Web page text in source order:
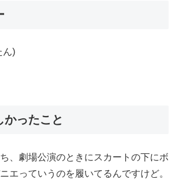
ん)
かったこと
、劇場公演のときにスカートの下にボ
エっていうのを履いてるんですけど。